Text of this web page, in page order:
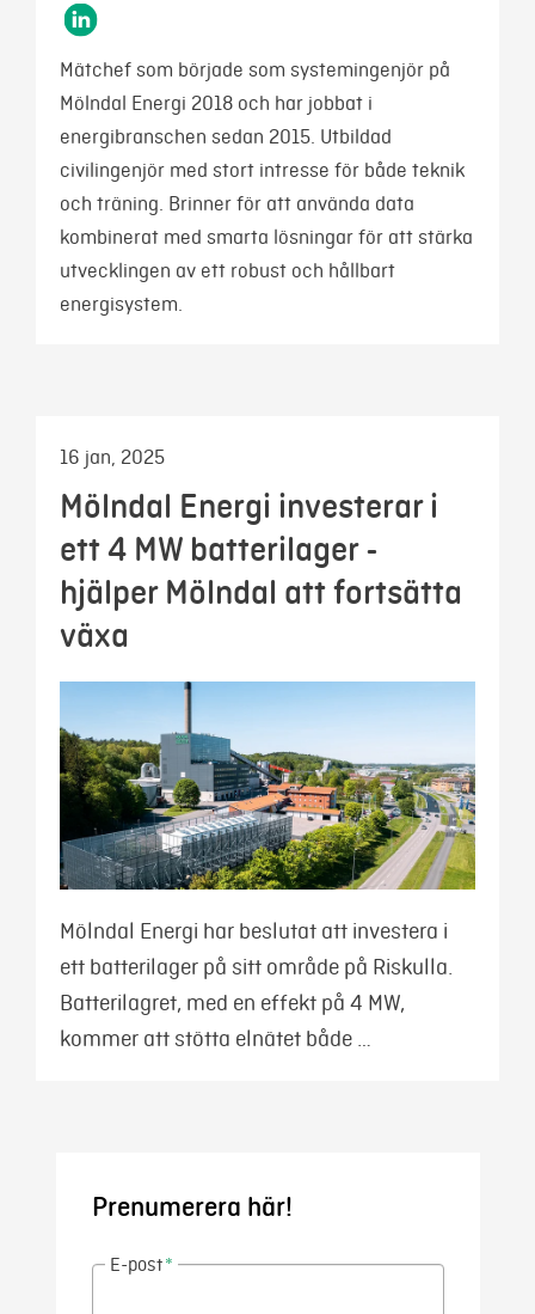
Mätchef som började som systemingenjör på
Mölndal Energi 2018 och har jobbat i
energibranschen sedan 2015. Utbildad
civilingenjör med stort intresse för både teknik
och träning. Brinner för att använda data
kombinerat med smarta lösningar för att stärka
utvecklingen av ett robust och hållbart
energisystem.
16 jan, 2025
Mölndal Energi investerar i
ett 4 MW batterilager -
hjälper Mölndal att fortsätta
växa
Mölndal Energi har beslutat att investera i
ett batterilager på sitt område på Riskulla.
Batterilagret, med en effekt på 4 MW,
kommer att stötta elnätet både …
Prenumerera här!
E-post*